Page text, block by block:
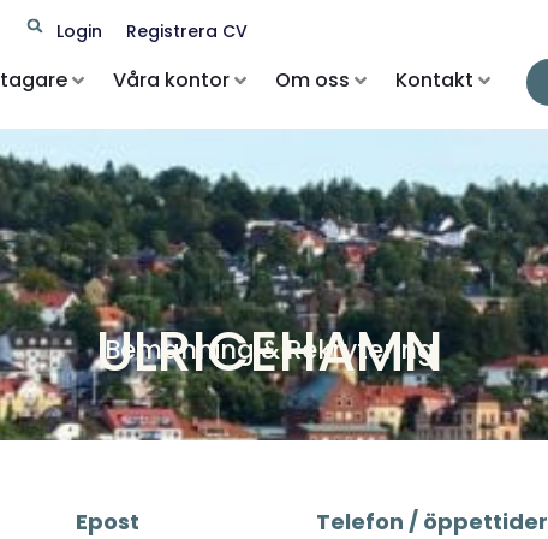
Search
Login Registrera CV
Våra kontor Om oss Kontakt
ULRICEHAMN
Bemanning & Rekrytering
Epost Telefon / öppettider